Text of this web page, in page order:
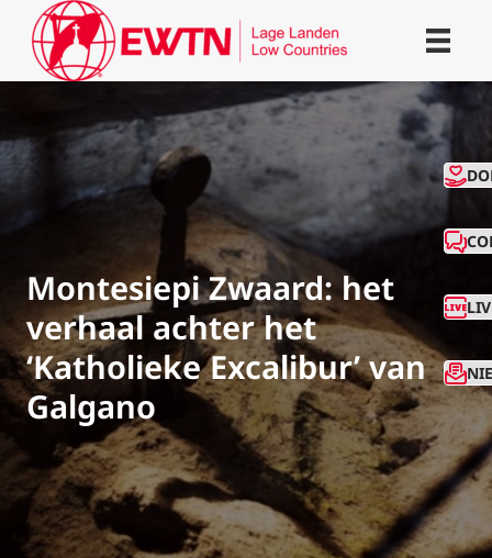
Montesiepi Zwaard: het
verhaal achter het
‘Katholieke Excalibur’ van
Galgano